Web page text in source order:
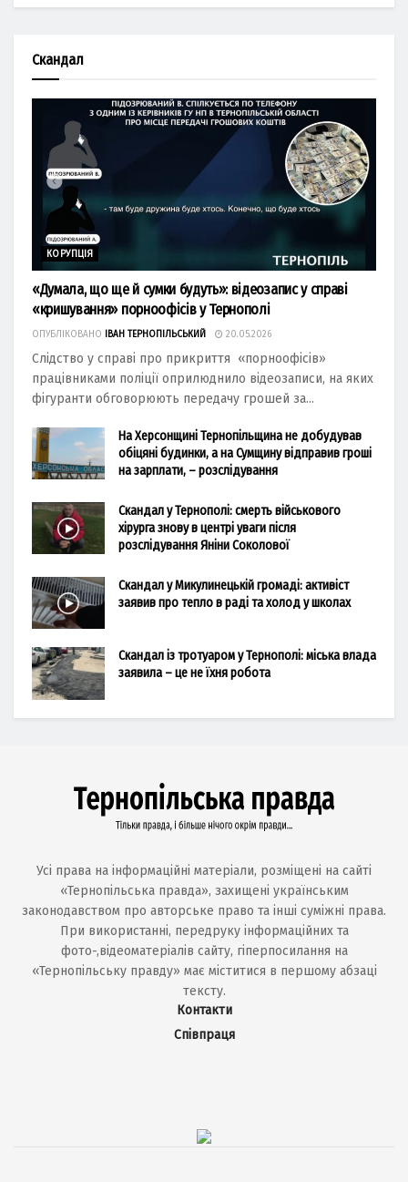
Скандал
КОРУПЦІЯ
«Думала, що ще й сумки будуть»: відеозапис у справі
«кришування» порноофісів у Тернополі
ОПУБЛІКОВАНО ІВАН ТЕРНОПІЛЬСЬКИЙ 20.05.2026
Слідство у справі про прикриття «порноофісів»
працівниками поліції оприлюднило відеозаписи, на яких
фігуранти обговорюють передачу грошей за...
На Херсонщині Тернопільщина не добудував
обіцяні будинки, а на Сумщину відправив гроші
на зарплати, – розслідування
Скандал у Тернополі: смерть військового
хірурга знову в центрі уваги після
розслідування Яніни Соколової
Скандал у Микулинецькій громаді: активіст
заявив про тепло в раді та холод у школах
Скандал із тротуаром у Тернополі: міська влада
заявила – це не їхня робота
Усі права на інформаційні матеріали, розміщені на сайті
«Тернопільська правда», захищені українським
законодавством про авторське право та інші суміжні права.
При використанні, передруку інформаційних та
фото-,відеоматеріалів сайту, гіперпосилання на
«Тернопільську правду» має міститися в першому абзаці
тексту.
Контакти
Співпраця